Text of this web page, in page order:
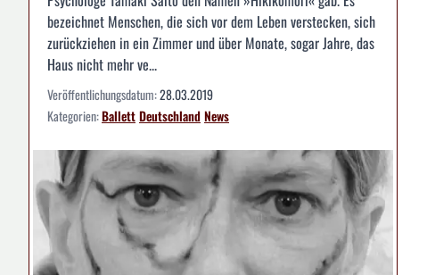
bezeichnet Menschen, die sich vor dem Leben verstecken, sich
zurückziehen in ein Zimmer und über Monate, sogar Jahre, das
Haus nicht mehr ve...
Veröffentlichungsdatum:28.03.2019
Kategorien:BallettDeutschlandNews